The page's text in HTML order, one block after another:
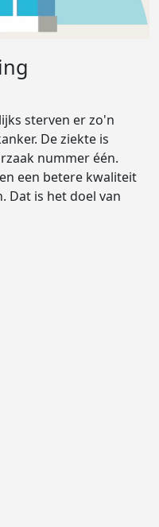
sterven er zo'n
De ziekte is
nummer één.
een betere kwaliteit
Dat is het doel van